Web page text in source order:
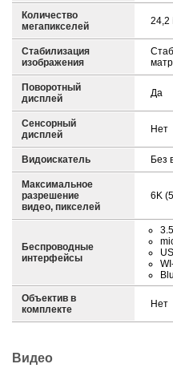
Количество
мегапикселей
24,2
Стабилизация
изображения
Поворотный
дисплей
Да
Сенсорный
дисплей
Нет
Видоискатель Без
Максимальное
разрешение
видео, пикселей
6K
Беспроводные
интерфейсы
Объектив в
комплекте
Нет
Видео